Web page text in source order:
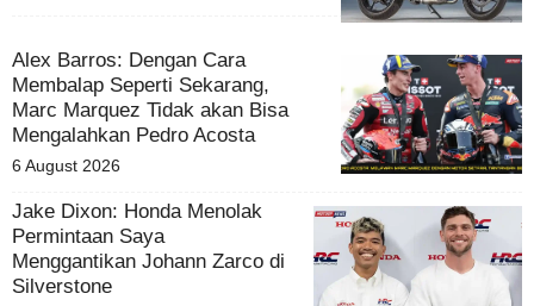
Alex Barros: Dengan Cara
Membalap Seperti Sekarang,
Marc Marquez Tidak akan Bisa
Mengalahkan Pedro Acosta
6 August 2026
Jake Dixon: Honda Menolak
Permintaan Saya
Menggantikan Johann Zarco di
Silverstone